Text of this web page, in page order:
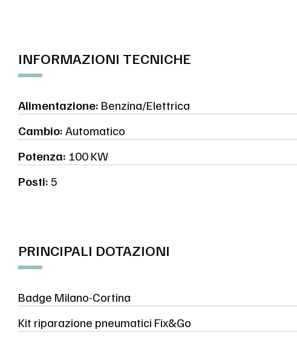
INFORMAZIONI TECNICHE
Alimentazione: Benzina/Elettrica
Cambio:Automatico
Potenza: 100 KW
Posti:5
PRINCIPALI DOTAZIONI
Badge Milano-Cortina
Kit riparazione pneumatici Fix&Go